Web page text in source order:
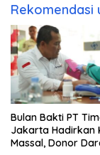
Rekomendasi
Bulan Bakti PT
Jakarta Hadirkan
Massal, Donor